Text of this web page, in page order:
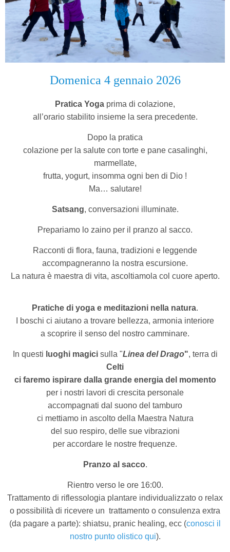
Domenica 4 gennaio 2026
Pratica Yoga prima di colazione,
all’orario stabilito insieme la sera precedente.
Dopo la pratica
colazione per la salute con torte e pane casalinghi,
marmellate,
frutta, yogurt, insomma ogni ben di Dio !
Ma… salutare!
Satsang, conversazioni illuminate.
Prepariamo lo zaino per il pranzo al sacco.
Racconti di flora, fauna, tradizioni e leggende
accompagneranno la nostra escursione.
La natura è maestra di vita, ascoltiamola col cuore aperto.
Pratiche di yoga e meditazioni nella natura.
I boschi ci aiutano a trovare bellezza, armonia interiore
a scoprire il senso del nostro camminare.
In questi luoghi magici sulla "Linea del Drago", terra di
Celti
ci faremo ispirare dalla grande energia del momento
per i nostri lavori di crescita personale
accompagnati dal suono del tamburo
ci mettiamo in ascolto della Maestra Natura
del suo respiro, delle sue vibrazioni
per accordare le nostre frequenze.
Pranzo al sacco.
Rientro verso le ore 16:00.
Trattamento di riflessologia plantare individualizzato o relax
o possibilità di ricevere un trattamento o consulenza extra
(da pagare a parte): shiatsu, pranic healing, ecc (conosci il
nostro punto olistico qui).